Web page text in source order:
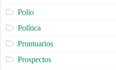
Polio
Política
Prontuarios
Prospectos